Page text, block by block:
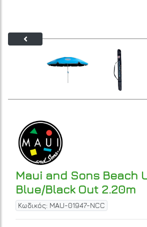
Maui and Sons Beach
Blue/Black Out 2.20m
Κωδικός: MAU-01947-NCC